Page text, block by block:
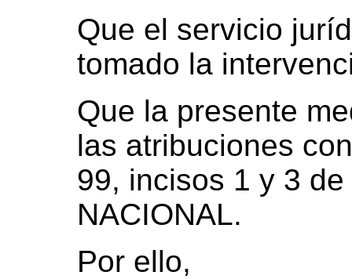
Que el servicio
tomado la
Que la presente
las atribuciones
99, incisos 1 y 3
NACIONAL.
Por ello,